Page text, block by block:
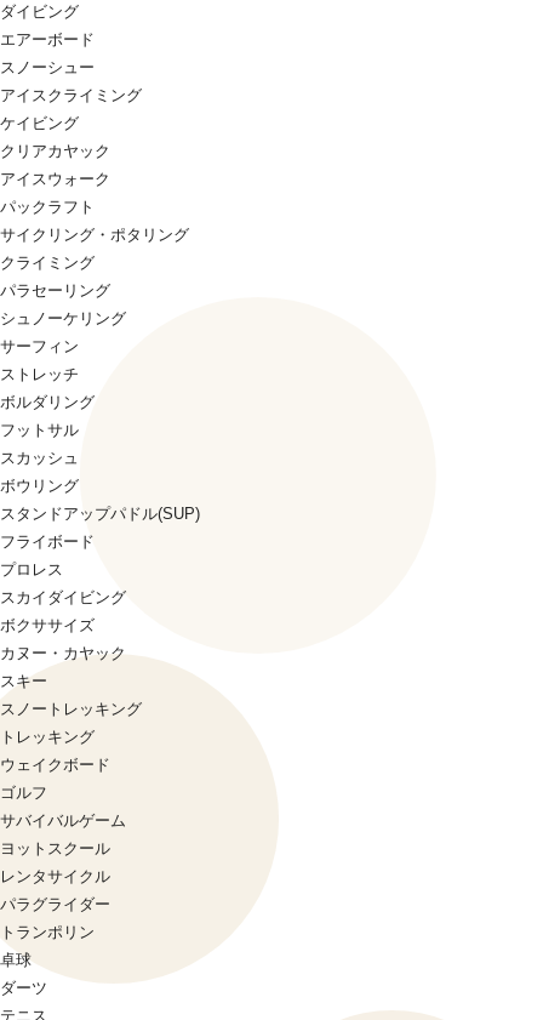
ダイビング
エアーボード
スノーシュー
アイスクライミング
ケイビング
クリアカヤック
アイスウォーク
パックラフト
サイクリング・ポタリング
クライミング
パラセーリング
シュノーケリング
サーフィン
ストレッチ
ボルダリング
フットサル
スカッシュ
ボウリング
スタンドアップパドル(SUP)
フライボード
プロレス
スカイダイビング
ボクササイズ
カヌー・カヤック
スキー
スノートレッキング
トレッキング
ウェイクボード
ゴルフ
サバイバルゲーム
ヨットスクール
レンタサイクル
パラグライダー
トランポリン
卓球
ダーツ
テニス